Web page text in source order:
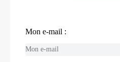
Mon e-mail :